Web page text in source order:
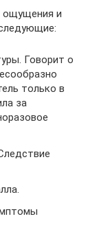
ощущения и
Говорит о
только в
за